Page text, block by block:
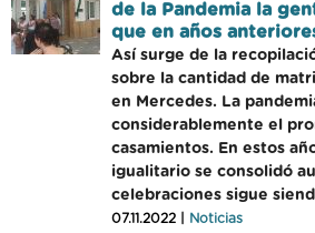
de la Pandemia la
que en años
Así surge de la
sobre la cantidad de
en Mercedes. La
considerablemente el
casamientos. En estos
igualitario se consolidó
celebraciones sigue
07.11.2022 | Noticias